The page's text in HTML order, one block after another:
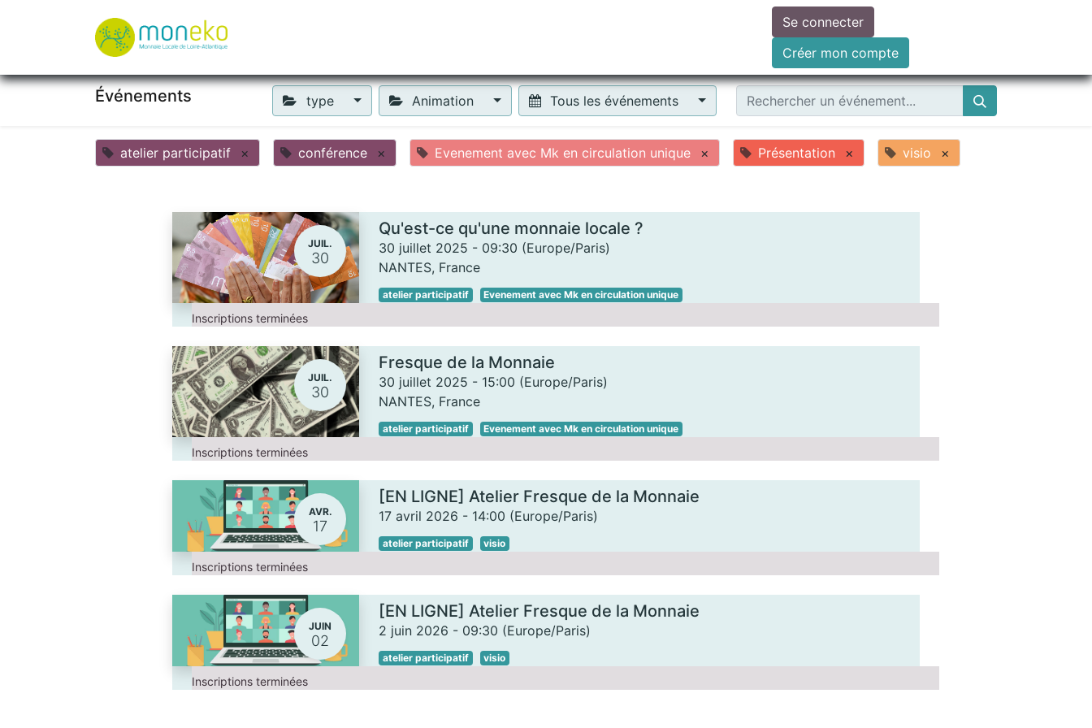
Faire un don
Se connecter
Créer mon compte
Événements type Animation Tous les événements
atelier participatif × conférence × Evenement avec Mk en circulation unique × Présentation × visio ×
JUIL.
30
Qu'est-ce qu'une monnaie locale ?
30 juillet 2025 - 09:30 (Europe/Paris)
NANTES, France
atelier participatif Evenement avec Mk en circulation unique
Inscriptions terminées
JUIL.
30
Fresque de la Monnaie
30 juillet 2025 - 15:00 (Europe/Paris)
NANTES, France
atelier participatif Evenement avec Mk en circulation unique
Inscriptions terminées
AVR.
17
[EN LIGNE] Atelier Fresque de la Monnaie
17 avril 2026 - 14:00 (Europe/Paris)
atelier participatif visio
Inscriptions terminées
JUIN
02
[EN LIGNE] Atelier Fresque de la Monnaie
2 juin 2026 - 09:30 (Europe/Paris)
atelier participatif visio
Inscriptions terminées